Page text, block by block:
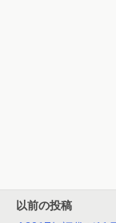
以前の投稿